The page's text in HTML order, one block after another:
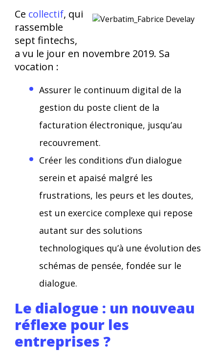
Ce collectif, qui
rassemble
sept fintechs,
a vu le jour en novembre 2019. Sa
vocation :
Assurer le continuum digital de la
gestion du poste client de la
facturation électronique, jusqu’au
recouvrement.
Créer les conditions d’un dialogue
serein et apaisé malgré les
frustrations, les peurs et les doutes,
est un exercice complexe qui repose
autant sur des solutions
technologiques qu’à une évolution des
schémas de pensée, fondée sur le
dialogue.
Le dialogue : un nouveau
réflexe pour les
entreprises ?